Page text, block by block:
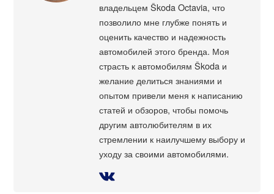
владельцем Škoda Octavia, что
позволило мне глубже понять и
оценить качество и надежность
автомобилей этого бренда. Моя
страсть к автомобилям Škoda и
желание делиться знаниями и
опытом привели меня к написанию
статей и обзоров, чтобы помочь
другим автолюбителям в их
стремлении к наилучшему выбору и
уходу за своими автомобилями.